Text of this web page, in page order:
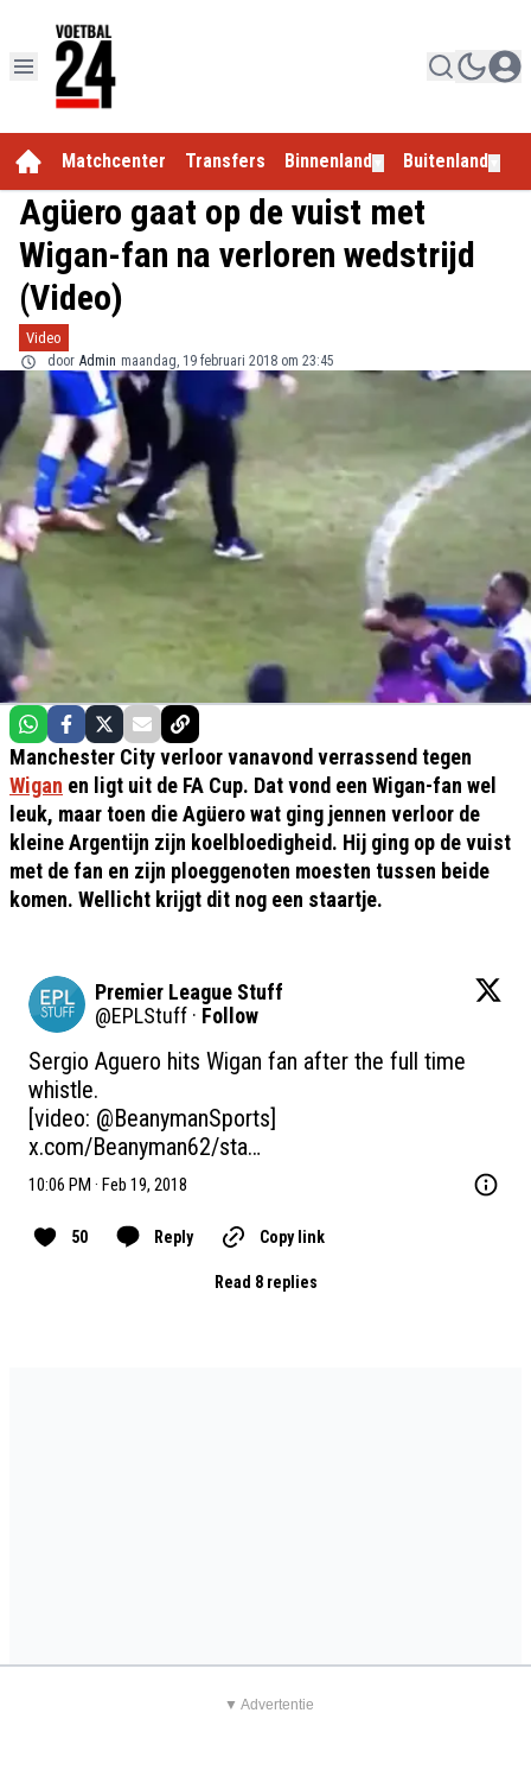
Matchcenter Transfers Binnenland Buitenland
Agüero gaat op de vuist met
Wigan-fan na verloren wedstrijd
(Video)
Video
door Admin maandag, 19 februari 2018 om 23:45
Manchester City verloor vanavond verrassend tegen
Wigan en ligt uit de FA Cup. Dat vond een Wigan-fan wel
leuk, maar toen die Agüero wat ging jennen verloor de
kleine Argentijn zijn koelbloedigheid. Hij ging op de vuist
met de fan en zijn ploeggenoten moesten tussen beide
komen. Wellicht krijgt dit nog een staartje.
Premier League Stuff
@EPLStuff · Follow
Sergio Aguero hits Wigan fan after the full time
whistle.
[video: @BeanymanSports
x.com/Beanyman62/sta…
10:06 PM · Feb 19, 2018
50 Reply Copy link
Read 8 replies
▼ Advertentie